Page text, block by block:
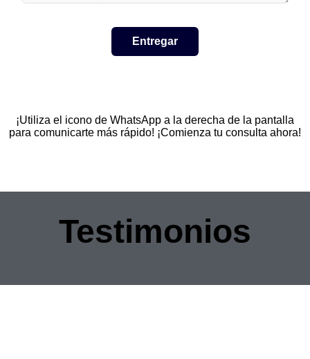
¡Utiliza el icono de WhatsApp a la derecha de la pantalla
para comunicarte más rápido! ¡Comienza tu consulta ahora!
Testimonios